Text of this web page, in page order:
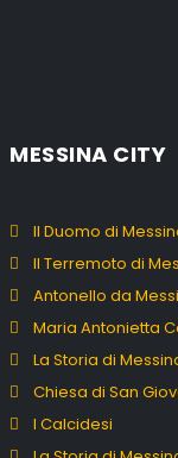
MESSINA CITY
Il Duomo di
Il Terremoto di
Antonello da
Maria Antonietta
La Storia di
Chiesa di San
I Calcidesi